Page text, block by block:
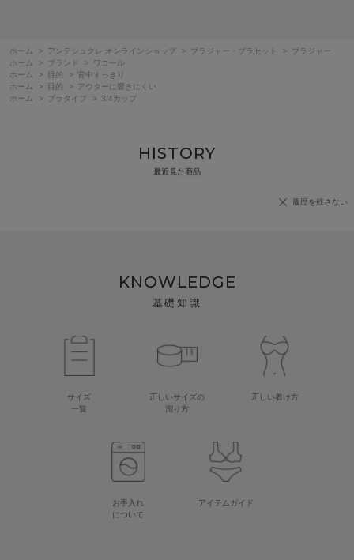
ホーム > アンテシュクレ オンラインショップ > ブラジャー・ブラセット >
ブラジャー
ホーム
> ブランド >
ワコール
ホーム
> 目的 >
背中すっきり
ホーム
> 目的 >
アウターに響きにくい
ホーム
> ブラタイプ > 3/4カップ
HISTORY
最近見た商品
履歴を残さない
KNOWLEDGE
基礎知識
サイズ
一覧
正しいサイズの
測り方
正しい着け方
お手入れ
について
アイテムガイド